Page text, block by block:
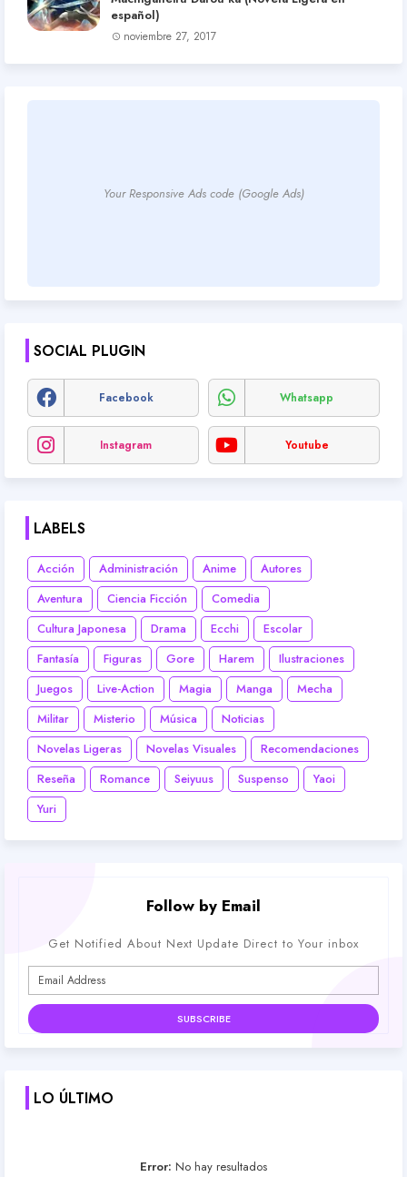
español)
noviembre 27, 2017
Your Responsive Ads code (Google Ads)
SOCIAL PLUGIN
Facebook Whatsapp
Instagram Youtube
LABELS
Acción Administración Anime
Autores
Aventura
Ciencia Ficción
Comedia
Cultura Japonesa
Drama Ecchi
Escolar
Fantasía
Figuras Gore Harem
Ilustraciones
Juegos
Live-Action Magia Manga
Mecha
Militar
Misterio Música
Noticias
Novelas Ligeras
Novelas Visuales
Recomendaciones
Reseña
Romance Seiyuus Suspenso
Yaoi
Yuri
Follow by Email
Get Notified About Next Update Direct to Your inbox
LO ÚLTIMO
Error: No hay resultados